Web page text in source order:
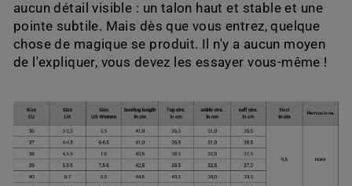
aucun détail visible : un talon haut et stable et une
pointe subtile. Mais dès que vous entrez, quelque
chose de magique se produit. Il n'y a aucun moyen
de l'expliquer, vous devez les essayer vous-même !